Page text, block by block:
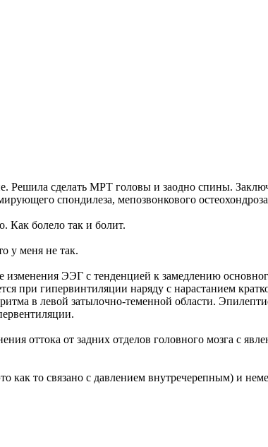
Решила сделать МРТ головы и заодно спины.
спондилеза, мепозвонкового
Как болело так и болит.
у меня не так.
ЭЭГ с тенденцией к замедлению
при гипервинтиляции наряду с нарастанием
в левой затылочно-теменной области.
оттока от задних отделов головного мозга с
как то связано с давлением внутречерепным) и